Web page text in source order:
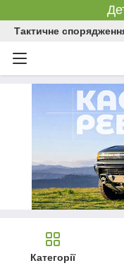
Тактичне
Категорії